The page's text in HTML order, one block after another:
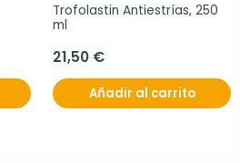
Trofolastin Antiestrías, 250
ml
21,50 €
Añadir al carrito